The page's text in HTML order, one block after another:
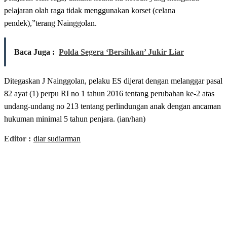
pelajaran olah raga tidak menggunakan korset (celana
pendek),”terang Nainggolan.
Baca Juga : Polda Segera ‘Bersihkan’ Jukir Liar
Ditegaskan J Nainggolan, pelaku ES dijerat dengan melanggar pasal
82 ayat (1) perpu RI no 1 tahun 2016 tentang perubahan ke-2 atas
undang-undang no 213 tentang perlindungan anak dengan ancaman
hukuman minimal 5 tahun penjara. (ian/han)
Editor : diar sudiarman